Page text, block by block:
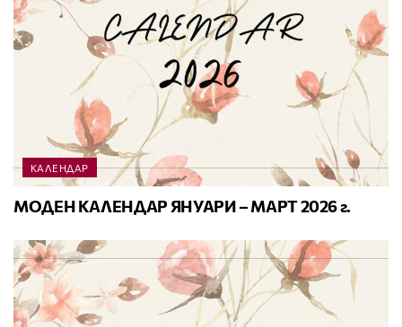
КАЛЕНДАР
МОДЕН КАЛЕНДАР ЯНУАРИ – МАРТ 2026 г.